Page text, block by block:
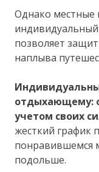
Однако
позволяет
наплыва
отдыхающему:
учетом своих
жесткий график
понравившемся
подольше.